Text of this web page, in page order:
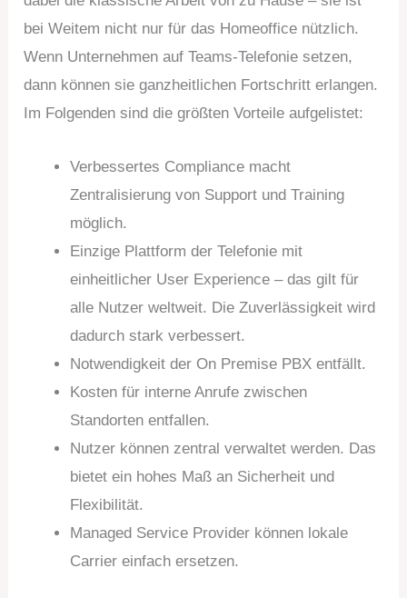
bei Weitem nicht nur für das Homeoffice nützlich.
Wenn Unternehmen auf Teams-Telefonie setzen,
dann können sie ganzheitlichen Fortschritt erlangen.
Im Folgenden sind die größten Vorteile aufgelistet:
Verbessertes Compliance macht
Zentralisierung von Support und Training
möglich.
Einzige Plattform der Telefonie mit
einheitlicher User Experience – das gilt für
alle Nutzer weltweit. Die Zuverlässigkeit wird
dadurch stark verbessert.
Notwendigkeit der On Premise PBX entfällt.
Kosten für interne Anrufe zwischen
Standorten entfallen.
Nutzer können zentral verwaltet werden. Das
bietet ein hohes Maß an Sicherheit und
Flexibilität.
Managed Service Provider können lokale
Carrier einfach ersetzen.